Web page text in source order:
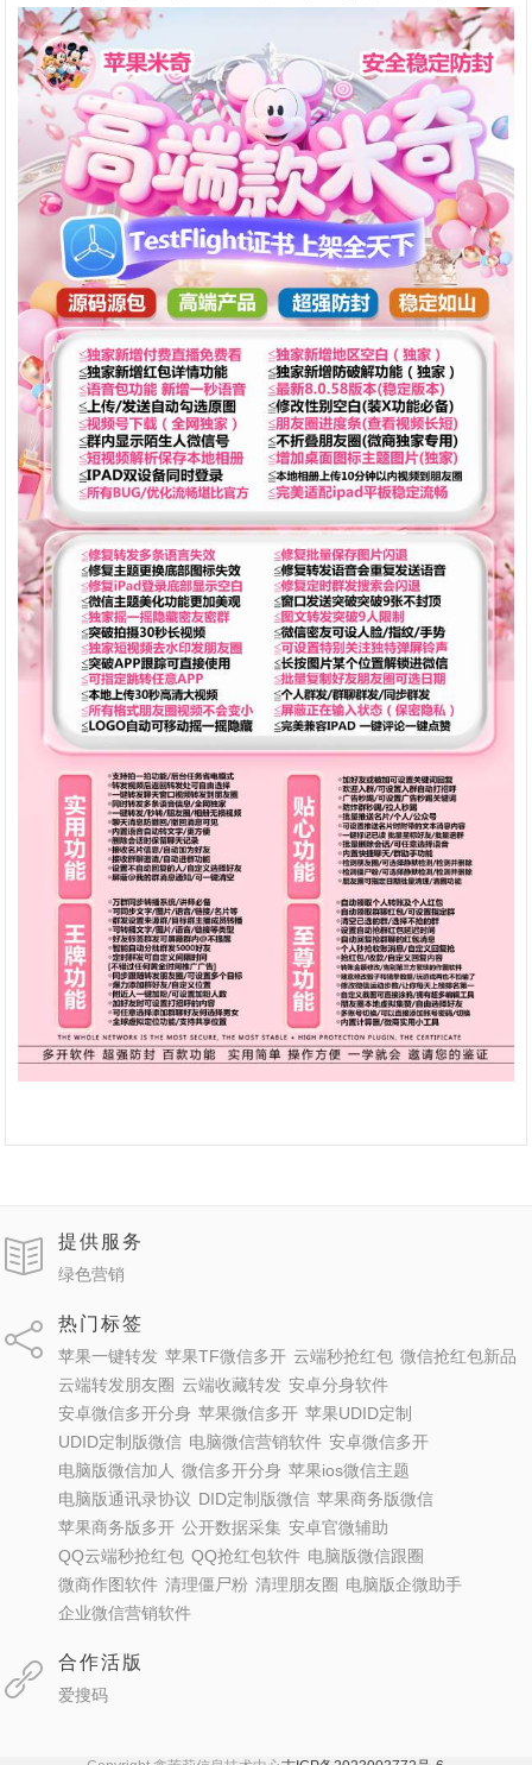
提供服务
绿色营销
热门标签
苹果一键转发 苹果TF微信多开 云端秒抢红包 微信抢红包新品
云端转发朋友圈 云端收藏转发 安卓分身软件
安卓微信多开分身 苹果微信多开 苹果UDID定制
UDID定制版微信 电脑微信营销软件 安卓微信多开
电脑版微信加人 微信多开分身 苹果ios微信主题
电脑版通讯录协议 DID定制版微信 苹果商务版微信
苹果商务版多开 公开数据采集 安卓官微辅助
QQ云端秒抢红包 QQ抢红包软件 电脑版微信跟圈
微商作图软件 清理僵尸粉 清理朋友圈 电脑版企微助手
企业微信营销软件
合作活版
爱搜码